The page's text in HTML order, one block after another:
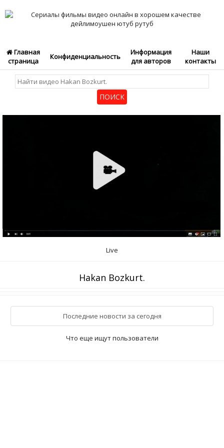
Главная
страница
Конфиденциальность
Информация
для авторов
Наши
контакты
Live
Hakan Bozkurt.
Последние новости за сегодня
Что еще ищут пользователи